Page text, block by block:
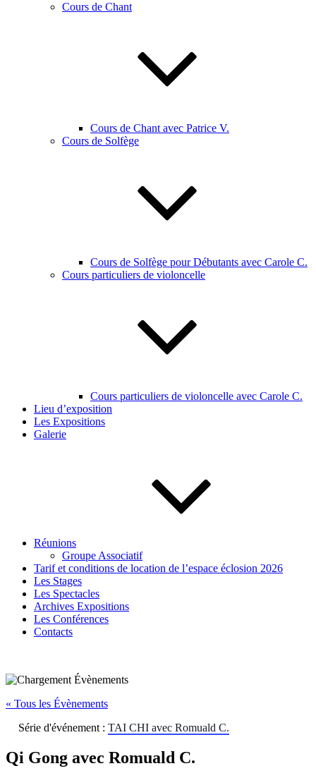
Cours de Chant
Cours de Chant avec Patrice V.
Cours de Solfège
Cours de Solfège pour Débutants avec Carole C.
Cours particuliers de violoncelle
Cours particuliers de violoncelle avec Carole C.
Lieu d’exposition
Les Expositions
Galerie
Réunions
Groupe Associatif
Tarif et conditions de location de l’espace éclosion 2026
Les Stages
Les Spectacles
Archives Expositions
Les Conférences
Contacts
« Tous les Évènements
Série d'événement : TAI CHI avec Romuald C.
Qi Gong avec Romuald C.